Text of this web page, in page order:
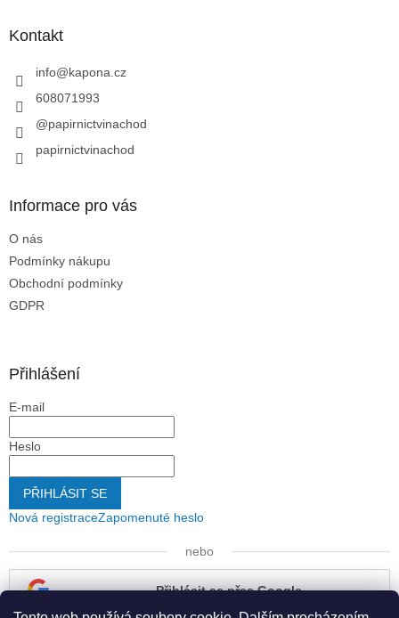
Kontakt
info@kapona.cz
608071993
@papirnictvinachod
papirnictvinachod
Informace pro vás
O nás
Podmínky nákupu
Obchodní podmínky
GDPR
Přihlášení
E-mail
Heslo
PŘIHLÁSIT SE
Nová registraceZapomenuté heslo
nebo
Přihlásit se přes Google